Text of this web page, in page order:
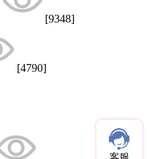
[9348]
[4790]